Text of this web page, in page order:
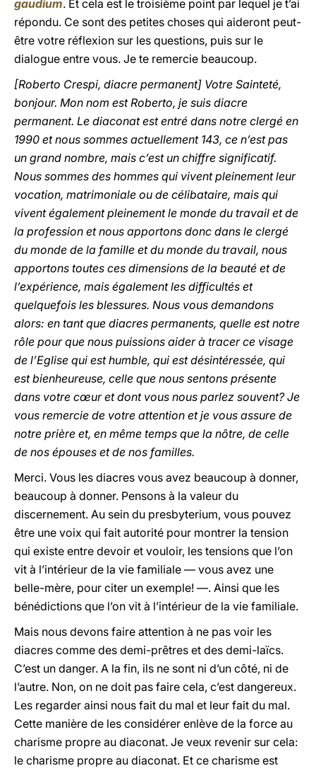
gaudium. Et cela est le troisième point par lequel je t’ai
répondu. Ce sont des petites choses qui aideront peut-
être votre réflexion sur les questions, puis sur le
dialogue entre vous. Je te remercie beaucoup.
[Roberto Crespi, diacre permanent] Votre Sainteté,
bonjour. Mon nom est Roberto, je suis diacre
permanent. Le diaconat est entré dans notre clergé en
1990 et nous sommes actuellement 143, ce n’est pas
un grand nombre, mais c’est un chiffre significatif.
Nous sommes des hommes qui vivent pleinement leur
vocation, matrimoniale ou de célibataire, mais qui
vivent également pleinement le monde du travail et de
la profession et nous apportons donc dans le clergé
du monde de la famille et du monde du travail, nous
apportons toutes ces dimensions de la beauté et de
l’expérience, mais également les difficultés et
quelquefois les blessures. Nous vous demandons
alors: en tant que diacres permanents, quelle est notre
rôle pour que nous puissions aider à tracer ce visage
de l’Eglise qui est humble, qui est désintéressée, qui
est bienheureuse, celle que nous sentons présente
dans votre cœur et dont vous nous parlez souvent? Je
vous remercie de votre attention et je vous assure de
notre prière et, en même temps que la nôtre, de celle
de nos épouses et de nos familles.
Merci. Vous les diacres vous avez beaucoup à donner,
beaucoup à donner. Pensons à la valeur du
discernement. Au sein du presbyterium, vous pouvez
être une voix qui fait autorité pour montrer la tension
qui existe entre devoir et vouloir, les tensions que l’on
vit à l’intérieur de la vie familiale — vous avez une
belle-mère, pour citer un exemple! —. Ainsi que les
bénédictions que l’on vit à l’intérieur de la vie familiale.
Mais nous devons faire attention à ne pas voir les
diacres comme des demi-prêtres et des demi-laïcs.
C’est un danger. A la fin, ils ne sont ni d’un côté, ni de
l’autre. Non, on ne doit pas faire cela, c’est dangereux.
Les regarder ainsi nous fait du mal et leur fait du mal.
Cette manière de les considérer enlève de la force au
charisme propre au diaconat. Je veux revenir sur cela:
le charisme propre au diaconat. Et ce charisme est